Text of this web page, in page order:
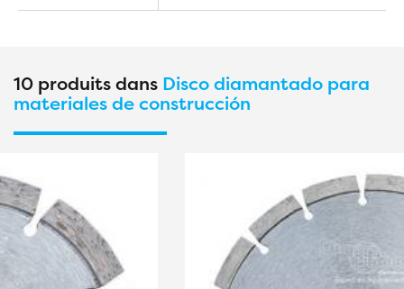
10 produits dans Disco diamantado para
materiales de construcción